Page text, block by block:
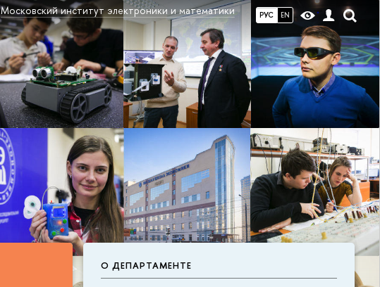
РУС EN
Московский институт электроники и математики
О ДЕПАРТАМЕНТЕ